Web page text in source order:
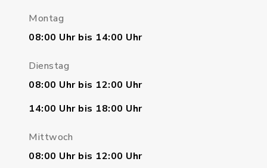
Montag
08:00 Uhr bis 14:00 Uhr
Dienstag
08:00 Uhr bis 12:00 Uhr
14:00 Uhr bis 18:00 Uhr
Mittwoch
08:00 Uhr bis 12:00 Uhr